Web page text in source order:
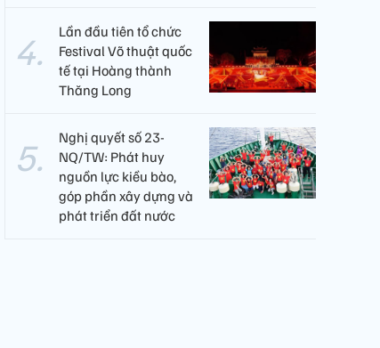
Lần đầu tiên tổ chức
Festival Võ thuật quốc
tế tại Hoàng thành
Thăng Long
Nghị quyết số 23-
NQ/TW: Phát huy
nguồn lực kiều bào,
góp phần xây dựng và
phát triển đất nước